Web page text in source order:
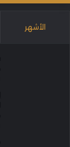
الأشهر